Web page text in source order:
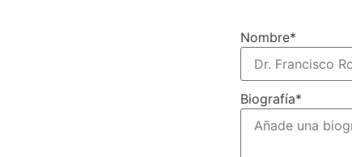
Nombre*
Biografía*